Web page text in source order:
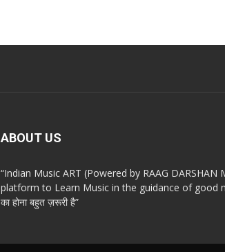
ABOUT US
“Indian Music ART (Powered by RAAG DARSHAN
platform to Learn Music in the guidance of good
का होना बहुत ज़रूरी है”